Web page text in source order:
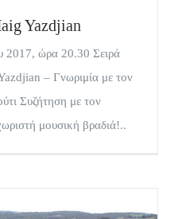
Yazdjian
2017, ώρα 20.30 Σειρά
– Γνωριμία με τον
Συζήτηση με τον
μουσική βραδιά!..